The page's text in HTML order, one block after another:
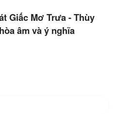
Giấc Mơ Trưa - Thùy
âm và ý nghĩa